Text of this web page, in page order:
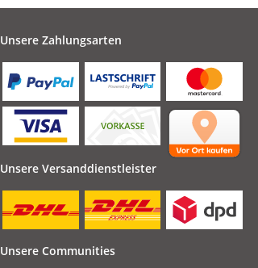
Unsere Zahlungsarten
Unsere Versanddienstleister
Unsere Communities